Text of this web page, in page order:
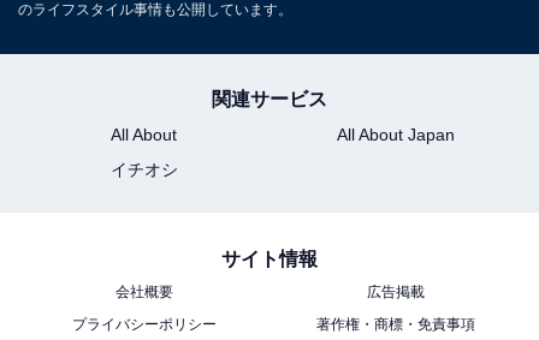
こちらもおすすめ
自慢の施設。バナジウムたっぷりの水風呂でリ
ラックス
のライフスタイル事情も公開しています。
関連サービス
All About
All About Japan
イチオシ
サイト情報
会社概要
広告掲載
プライバシーポリシー
著作権・商標・免責事項